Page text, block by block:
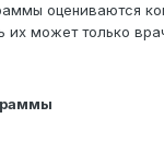
оцениваются
их может только